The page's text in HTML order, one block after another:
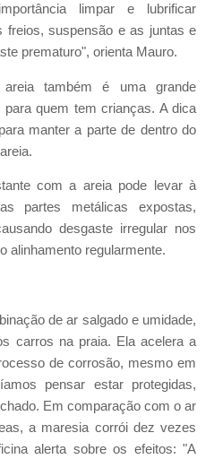
limpar e lubrificar
freios, suspensão e as juntas e
prematuro", orienta Mauro.
também é uma grande
para quem tem crianças. A dica
manter a parte de dentro do
com a areia pode levar à
partes metálicas expostas,
desgaste irregular nos
alinhamento regularmente.
de ar salgado e umidade,
carros na praia. Ela acelera a
de corrosão, mesmo em
pensar estar protegidas,
Em comparação com o ar
a maresia corrói dez vezes
alerta sobre os efeitos: "A